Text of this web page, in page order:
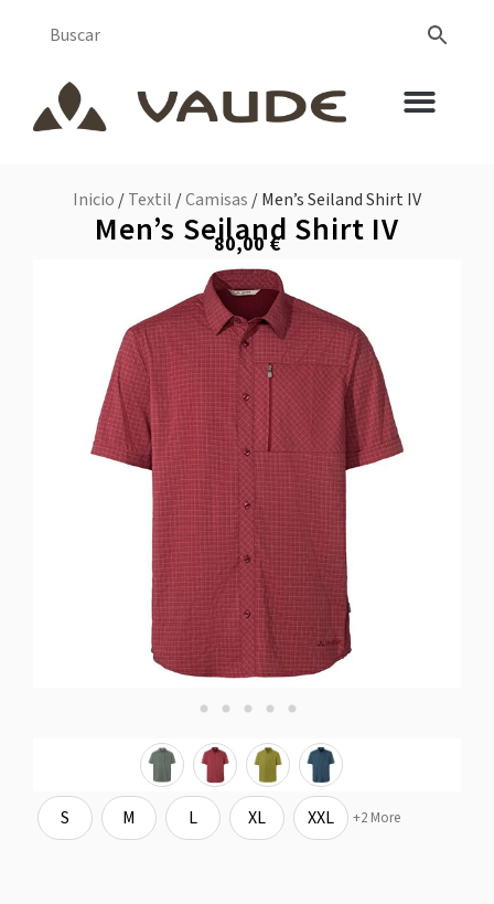
Inicio /Textil /Camisas / Men’s Seiland Shirt IV
Men’s Seiland Shirt IV
80,00€
S M L XL XXL +2 More